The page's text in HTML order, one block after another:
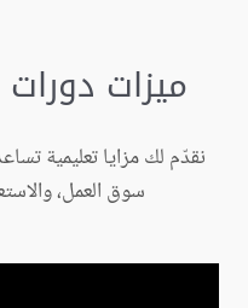
ميزات
نقدّم لك مزايا تعليمية
سوق العمل،